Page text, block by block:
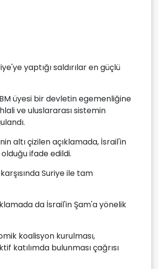
yaptığı saldırılar en güçlü
BM üyesi bir devletin egemenliğine
ve uluslararası sistemin
altı çizilen açıklamada, İsrail'in
olduğu ifade edildi.
Suriye ile tam
da İsrail'in Şam'a yönelik
koalisyon kurulması,
katılımda bulunması çağrısı